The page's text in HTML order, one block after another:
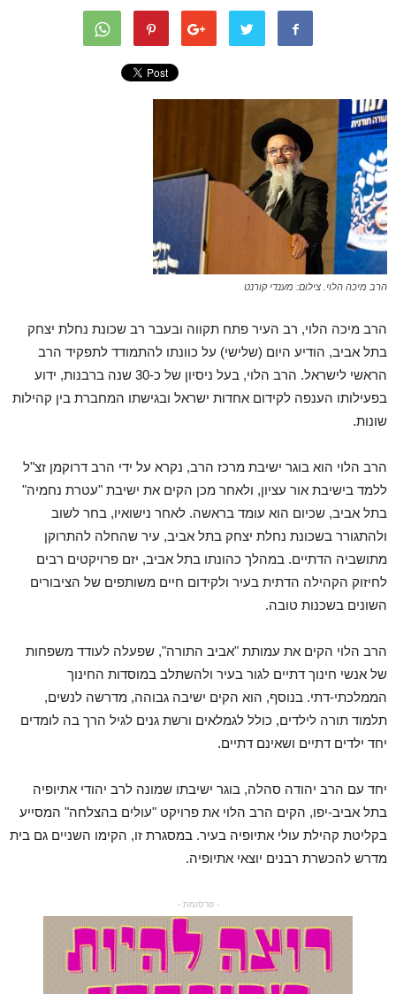
הרב מיכה הלוי. צילום: מענדי קורנט
הרב מיכה הלוי, רב העיר פתח תקווה ובעבר רב שכונת נחלת יצחק
בתל אביב, הודיע היום (שלישי) על כוונתו להתמודד לתפקיד הרב
הראשי לישראל. הרב הלוי, בעל ניסיון של כ-30 שנה ברבנות, ידוע
בפעילותו הענפה לקידום אחדות ישראל ובגישתו המחברת בין קהילות
שונות.
הרב הלוי הוא בוגר ישיבת מרכז הרב, נקרא על ידי הרב דרוקמן זצ"ל
ללמד בישיבת אור עציון, ולאחר מכן הקים את ישיבת "עטרת נחמיה"
בתל אביב, שכיום הוא עומד בראשה. לאחר נישואיו, בחר לשוב
ולהתגורר בשכונת נחלת יצחק בתל אביב, עיר שהחלה להתרוקן
מתושביה הדתיים. במהלך כהונתו בתל אביב, יזם פרויקטים רבים
לחיזוק הקהילה הדתית בעיר ולקידום חיים משותפים של הציבורים
השונים בשכנות טובה.
הרב הלוי הקים את עמותת "אביב התורה", שפעלה לעודד משפחות
של אנשי חינוך דתיים לגור בעיר ולהשתלב במוסדות החינוך
הממלכתי-דתי. בנוסף, הוא הקים ישיבה גבוהה, מדרשה לנשים,
תלמוד תורה לילדים, כולל לגמלאים ורשת גנים לגיל הרך בה לומדים
יחד ילדים דתיים ושאינם דתיים.
יחד עם הרב יהודה סהלה, בוגר ישיבתו שמונה לרב יהודי אתיופיה
בתל אביב-יפו, הקים הרב הלוי את פרויקט "עולים בהצלחה" המסייע
בקליטת קהילת עולי אתיופיה בעיר. במסגרת זו, הקימו השניים גם בית
מדרש להכשרת רבנים יוצאי אתיופיה.
- פרסומת -